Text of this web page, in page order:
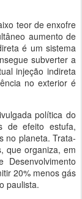
teor de enxofre
aumento de
é um sistema
subverter a
injeção indireta
no exterior é
política do
de efeito estufa,
no planeta. Trata-
que organiza, em
20% menos gás
paulista.